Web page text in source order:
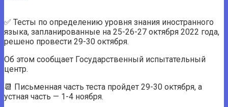
✅ Тесты по определению уровня знания иностранного
языка, запланированные на 25-26-27 октября 2022 года,
решено провести 29-30 октября.
Об этом сообщает Государственный испытательный
центр.
📆 Письменная часть теста пройдет 29-30 октября, а
устная часть — 1-4 ноября.